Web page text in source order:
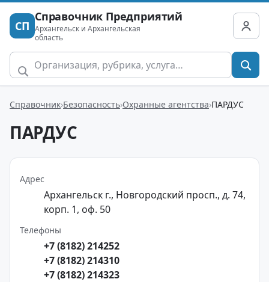
СП
Справочник Предприятий
Архангельск и Архангельская
область
Справочник Безопасность Охранные агентства ПАРДУС
ПАРДУС
Адрес
Архангельск г., Новгородский просп., д. 74,
корп. 1, оф. 50
Телефоны
+7 (8182) 214252
+7 (8182) 214310
+7 (8182) 214323